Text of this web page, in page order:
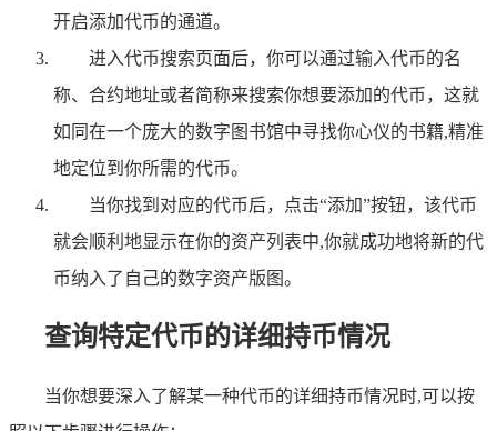
开启添加代币的通道。
进入代币搜索页面后，你可以通过输入代币的名
称、合约地址或者简称来搜索你想要添加的代币，这就
如同在一个庞大的数字图书馆中寻找你心仪的书籍,精准
地定位到你所需的代币。
当你找到对应的代币后，点击“添加”按钮，该代币
就会顺利地显示在你的资产列表中,你就成功地将新的代
币纳入了自己的数字资产版图。
查询特定代币的详细持币情况
当你想要深入了解某一种代币的详细持币情况时,可以按